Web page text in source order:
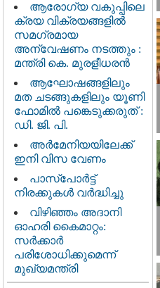
ആരോഗ്യ വകുപ്പിലെ
ക്രയ വിക്രയങ്ങളിൽ
സമഗ്രമായ
അന്വേഷണം നടത്തും :
മന്ത്രി കെ. മുരളീധരൻ
ആഘോഷങ്ങളിലും
മത ചടങ്ങുകളിലും യൂണി
ഫോമിൽ പങ്കെടുക്കരുത് :
ഡി. ജി. പി.
അർമേനിയയിലേക്ക്
ഇനി വിസ വേണം
പാസ്‌പോർട്ട്
നിരക്കുകൾ വർദ്ധിച്ചു
വിഴിഞ്ഞം അദാനി
ഓഹരി കൈമാറ്റം:
സർക്കാർ
പരിശോധിക്കുമെന്ന്
മുഖ്യമന്ത്രി